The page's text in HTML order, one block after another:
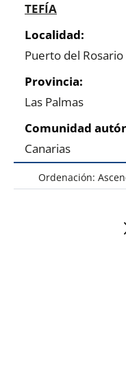
TEFÍA
Puerto del Rosario
Las Palmas
Canarias
Ordenación: